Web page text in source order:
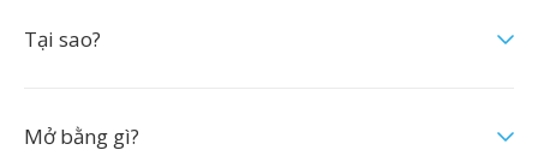
Tại sao?
Mở bằng gì?